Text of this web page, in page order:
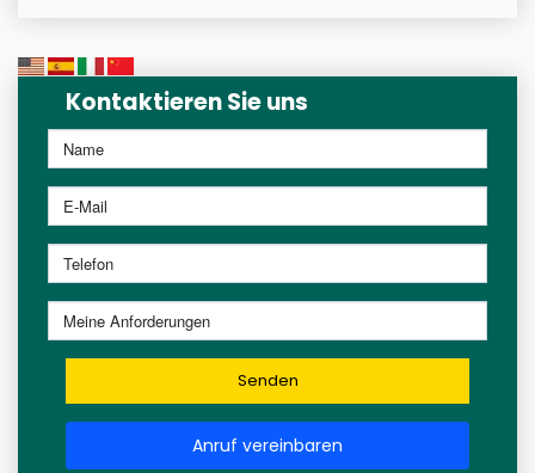
Kontaktieren Sie uns
Senden
Anruf vereinbaren